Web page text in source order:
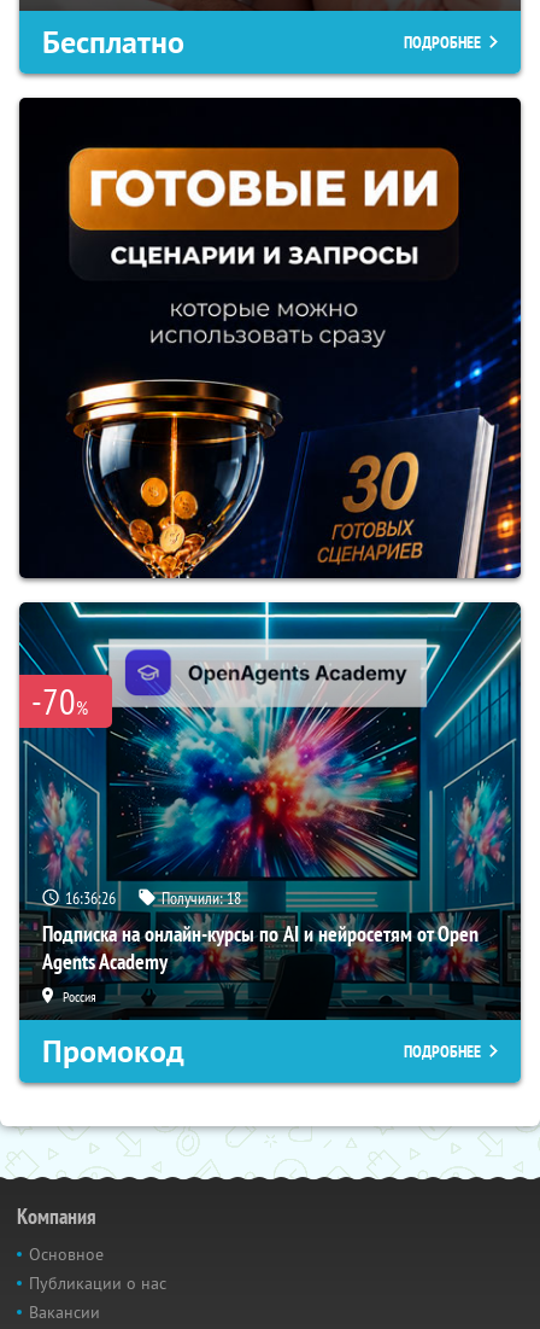
Бесплатно ПОДРОБНЕЕ
-70%
16:36:25 Получили:18
Подписка на онлайн-курсы по AI и нейросетям от Open
Agents Academy
Россия
Промокод ПОДРОБНЕЕ
Компания
Основное
Публикации о нас
Вакансии